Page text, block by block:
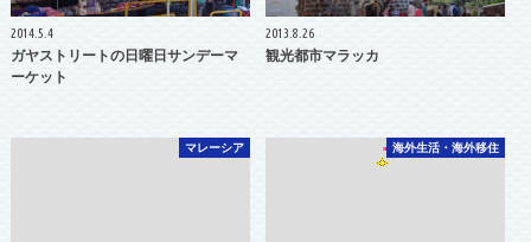
2014.5.4
ガヤストリートの日曜日サンデーマ
ーケット
2013.8.26
観光都市マラッカ
マレーシア 海外生活・海外移住